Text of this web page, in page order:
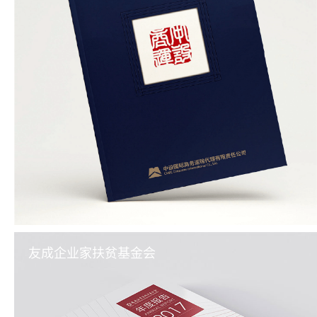
友成企业家扶贫基金会